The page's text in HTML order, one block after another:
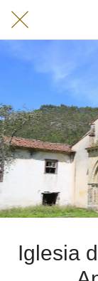
Iglesia